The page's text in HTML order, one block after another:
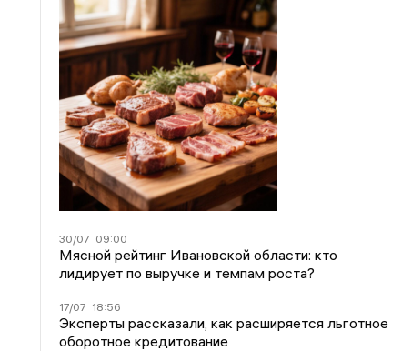
30/07 09:00
Мясной рейтинг Ивановской области: кто
лидирует по выручке и темпам роста?
17/07 18:56
Эксперты рассказали, как расширяется льготное
оборотное кредитование